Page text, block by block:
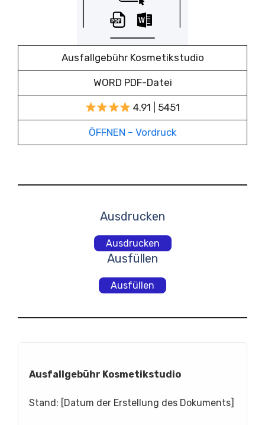
Ausfallgebühr Kosmetikstudio
WORD PDF-Datei
4.91 | 5451
ÖFFNEN – Vordruck
Ausdrucken
Ausdrucken
Ausfüllen
Ausfüllen
Ausfallgebühr Kosmetikstudio
Stand: [Datum der Erstellung des Dokuments]